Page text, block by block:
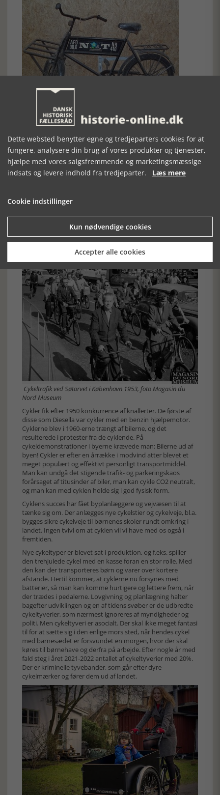
Budcykel fra NKT i Middelfart, Middelfart Museum
I 1940-erne vandt cyklerne frem, da bilerne blev klodset op
grundet benzinmangel, men til sidst kneb det med
cykelslanger og –dæk, og fantasifulde nødløsninger som
propper på fælgene blev forsøgt. Under og efter krigen kom
en modernitet, en lille cykelanhænger til små børn. Mens
Cykeltrafik ved Søtorvet i København 1953, foto Magasin du
Nord Museum
Cykler fik efter 1950 konkurrence af knallerter. De første af
disse som Diesella var cykler med en benzin hjælpemotor.
Cyklerne blev i 1960-erne trængt af bilerne, og det
resulterede i protester fra de cyklende. På
cykeldemonstrationer i byerne krævede man: Bilerne ud af
byen! Cykler er efter en årrække i modvind atter blevet et
meget populært og effektivt personligt transportmiddel.
Man kan undgå det stigende trafik- og parkeringskaos
forårsaget af titusinder af biler, man kan cykle CO2 neutralt,
og man kan med cyklen holde sig i god fysisk form.
Cyklens succes har fået byplanlæggere og vejvæsen til at
tænke sig om. Der anlægges nye cykelstier og cykelveje, bl.a.
bygges sikre cykelveje til børnenes skoler rundt omkring i
landet. Ingen tvivl om at cyklen vil vi have med os også i
fremtiden.
Nye cykeltyper er blevet sat i produktion, og f.eks. spiller
den trehjulede cykel med en kasse foran en stor rolle. Med
den kan der transporteres børn og varer over kortere
afstande. Hertil kommer, at cyklerne nu forsynes med
batterier, så man kan komme hurtigere og lettere frem, når
der trædes i pedalerne. Lovgivning og planlægning halter
bagefter udviklingen og en af tidens svøber er de udbredte
cykeltyverier, som nærmest ignoreres af myndigheder og
politi. Men cykeltyveri er asocialt. Der skal ikke meget fantasi
til for at sætte sig i den enlige mors sted, når hendes cykel
med barnesædet er forsvundet en morgen, hvor der skal
køres til børnehave og derfra på arbejde. Efter nogle år med
fald steg i året 2021-2022 antallet af cykeltyverier med 20%.
Der er kriminelle tyvebander, som går efter dyre
cykelmærker og fører dem ud af landet.
Dette websted benytter egne og tredjeparters cookies for at
fungere, analysere din brug af vores produkter og tjenester,
hjælpe med vores salgsfremmende og marketingsmæssige
indsats og levere indhold fra tredjeparter. Læs mere
Cookie indstillinger
Kun nødvendige cookies
Accepter alle cookies